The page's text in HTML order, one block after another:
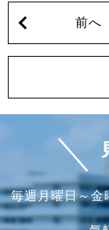
前へ
毎週月曜日～